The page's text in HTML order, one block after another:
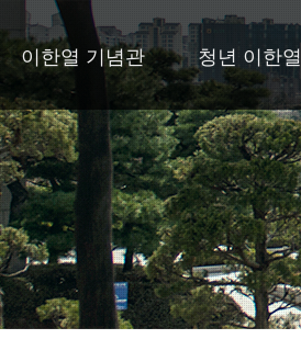
이한열 기념관 청년 이한열